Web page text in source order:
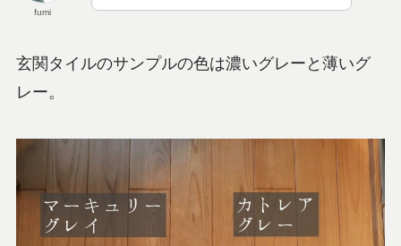
fumi
玄関タイルのサンプルの色は濃いグレーと薄いグ
レー。